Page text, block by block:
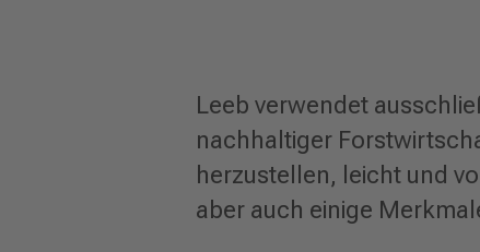
Leeb verwendet
nachhaltiger
herzustellen, leicht und
aber auch einige